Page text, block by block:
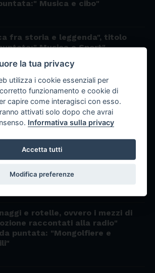
Musica e cibo"
fra storia e leggenda", titolo
Musica e Sport"
didattica a Iasi"
le emozioni, ovvero l’arte di
Marangoni, raccontata dal
"Luce e buio"
e rotelle, ovvero i mezzi di
raccontati alla radio"
puntata: "Mongolfiere e
la tua privacy
utilizza i cookie essenziali per
funzionamento e cookie di
capire come interagisci con esso.
attivati solo dopo che avrai
Informativa sulla privacy
Accetta tutti
Modifica preferenze